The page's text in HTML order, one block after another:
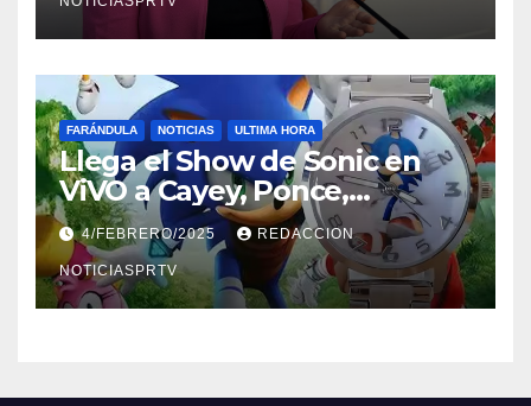
FARÁNDULA NOTICIAS ULTIMA HORA
Llega el Show de Sonic en
ViVO a Cayey, Ponce,
Barceloneta y Humacao,
Relojes gratis para el que
compre ahora….
4/FEBRERO/2025 REDACCION
NOTICIASPRTV